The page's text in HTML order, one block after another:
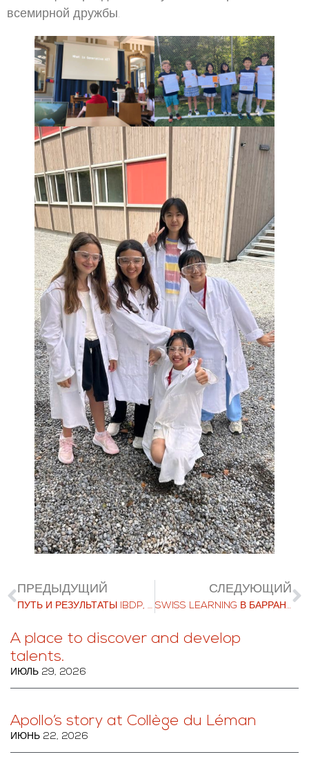
всемирной дружбы.
ПРЕДЫДУЩИЙ
ПУТЬ И РЕЗУЛЬТАТЫ IBDP, ВЫПУСК AIGLON 2024 ГОДА
СЛЕДУЮЩИЙ
SWISS LEARNING В БАРРАНКИЛЬЕ 3 ОКТЯБРЯ 2024 Г.
A place to discover and develop
talents.
ИЮЛЬ 29, 2026
Apollo’s story at Collège du Léman
ИЮНЬ 22, 2026